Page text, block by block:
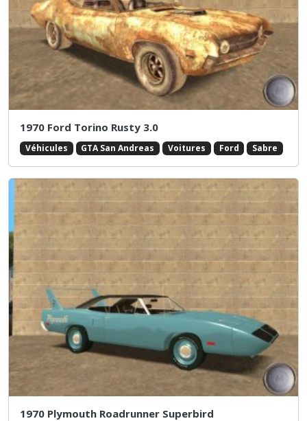
1970 Ford Torino Rusty 3.0
Véhicules GTA San Andreas Voitures Ford Sabre
1970 Plymouth Roadrunner Superbird